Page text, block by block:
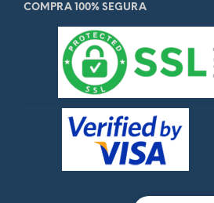
COMPRA 100% SEGURA